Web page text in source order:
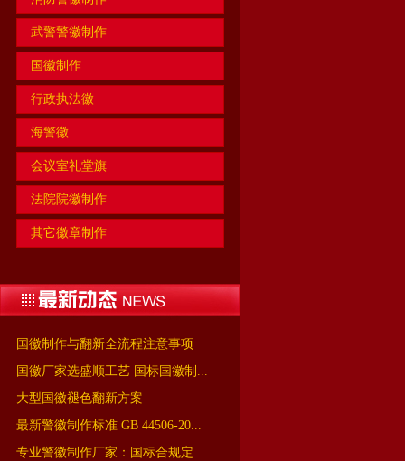
武警警徽制作
国徽制作
行政执法徽
海警徽
会议室礼堂旗
法院院徽制作
其它徽章制作
国徽制作与翻新全流程注意事项
国徽厂家选盛顺工艺 国标国徽制...
大型国徽褪色翻新方案
最新警徽制作标准 GB 44506-20...
专业警徽制作厂家：国标合规定...